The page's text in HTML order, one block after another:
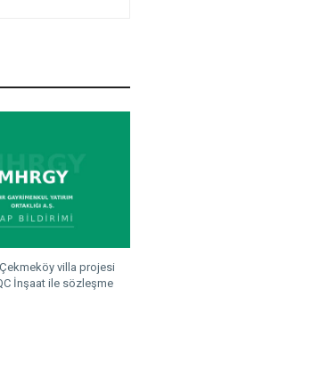
Çekmeköy villa projesi
İnşaat ile sözleşme